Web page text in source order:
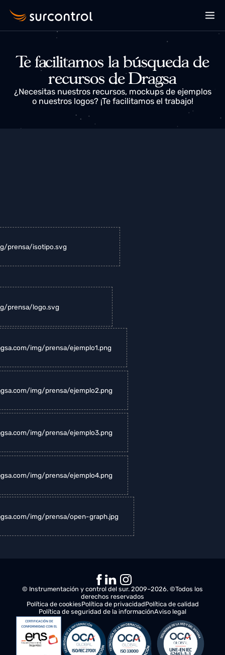
Te facilitamos la búsqueda de
recursos de Dragsa
¿Necesitas nuestros recursos, mockups de ejemplos
o nuestros logos? ¡Te facilitamos el trabajo!
prensa/logo.svg
img/prensa/ejemplo1.png
img/prensa/ejemplo2.png
© Instrumentación y control del sur. 2009–2026. ©Todos los
derechos reservados
Política de cookiesPolítica de privacidad
Política de calidad
Política de seguridad de la informaciónAviso legal